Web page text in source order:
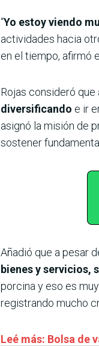
“Yo estoy viendo
actividades hacia
en el tiempo, afirmó
Rojas consideró que
diversificando e ir
asignó la misión de
sostener
Añadió que a pesar
bienes y servicios,
porcina y eso es
registrando mucho
Leé más: Bolsa de